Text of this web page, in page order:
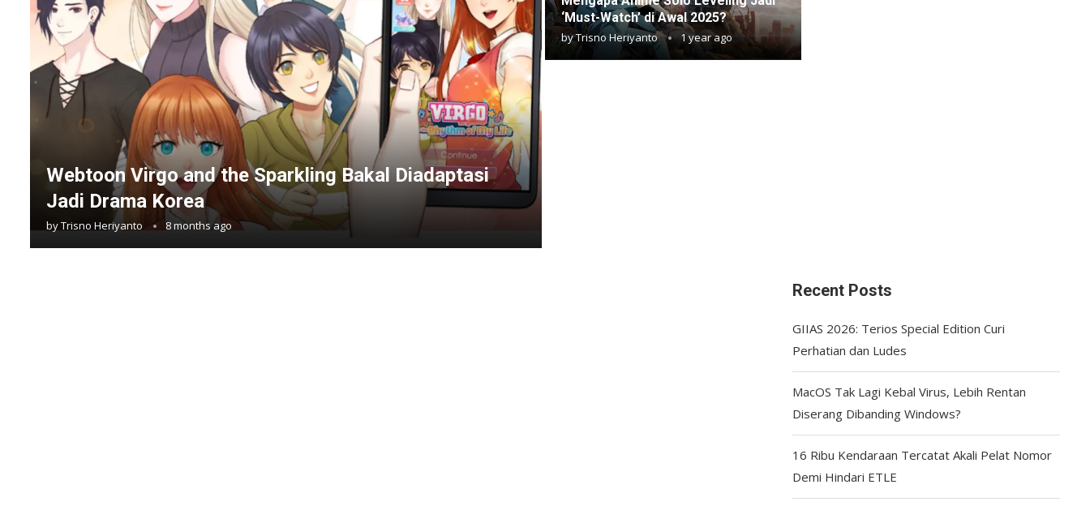
Webtoon Virgo and the Sparkling Bakal Diadaptasi
Jadi Drama Korea
byTrisno Heriyanto 8 months ago
‘Must-Watch’ di Awal 2025?
byTrisno Heriyanto 1 year ago
Recent Posts
GIIAS 2026: Terios Special Edition Curi
Perhatian dan Ludes
MacOS Tak Lagi Kebal Virus, Lebih Rentan
Diserang Dibanding Windows?
16 Ribu Kendaraan Tercatat Akali Pelat Nomor
Demi Hindari ETLE